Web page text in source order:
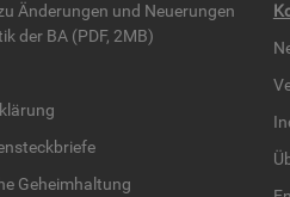
Än­de­run­gen und Neue­run­gen
der BA (PDF, 2MB)
Ge­heim­hal­tung